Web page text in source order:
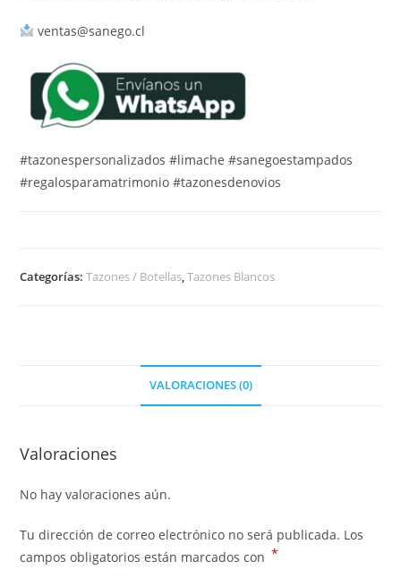
ventas@sanego.cl
#tazonespersonalizados #limache #sanegoestampados
#regalosparamatrimonio #tazonesdenovios
Categorías:Tazones / Botellas,Tazones Blancos
VALORACIONES (0)
Valoraciones
No hay valoraciones aún.
Tu dirección de correo electrónico no será publicada. Los
campos obligatorios están marcados con *